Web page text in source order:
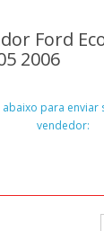
Ford
2006
para
vendedor: